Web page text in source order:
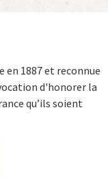
en 1887 et reconnue
d'honorer la
qu’ils soient